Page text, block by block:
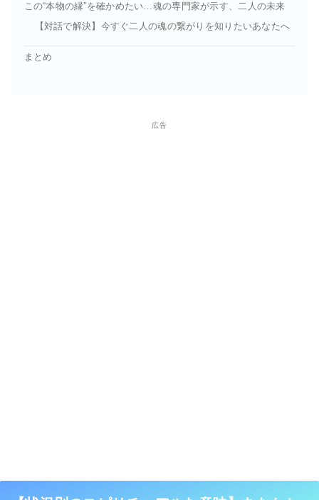
この“本物の縁”を確かめたい…魂の専門家が示す、二人の未来
【対話で解決】今すぐ二人の魂の繋がりを知りたいあなたへ
まとめ
広告